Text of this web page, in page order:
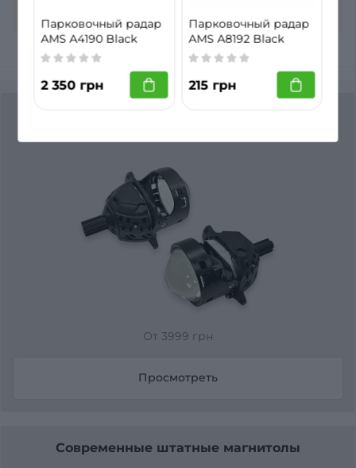
От 3999 грн
Просмотреть
Современные штатные магнитолы
Парковочный радар
AMS A4190 Black
2 350 грн
Парковочный радар
AMS A8192 Black
215 грн